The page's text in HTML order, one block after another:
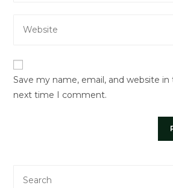
comment
address
your
URL
(optional)
Save my name, email, and website
next time I comment.